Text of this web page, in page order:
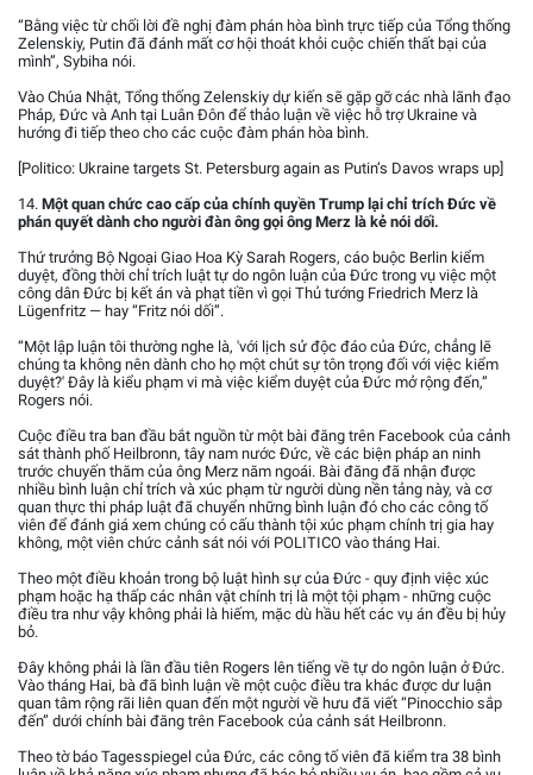
“Bằng việc từ chối lời đề nghị đàm phán hòa bình trực tiếp của Tổng thống
Zelenskiy, Putin đã đánh mất cơ hội thoát khỏi cuộc chiến thất bại của
mình”, Sybiha nói.
Vào Chúa Nhật, Tổng thống Zelenskiy dự kiến sẽ gặp gỡ các nhà lãnh đạo
Pháp, Đức và Anh tại Luân Đôn để thảo luận về việc hỗ trợ Ukraine và
hướng đi tiếp theo cho các cuộc đàm phán hòa bình.
[Politico: Ukraine targets St. Petersburg again as Putin’s Davos wraps up]
14. Một quan chức cao cấp của chính quyền Trump lại chỉ trích Đức về
phán quyết dành cho người đàn ông gọi ông Merz là kẻ nói dối.
Thứ trưởng Bộ Ngoại Giao Hoa Kỳ Sarah Rogers, cáo buộc Berlin kiểm
duyệt, đồng thời chỉ trích luật tự do ngôn luận của Đức trong vụ việc một
công dân Đức bị kết án và phạt tiền vì gọi Thủ tướng Friedrich Merz là
Lügenfritz — hay “Fritz nói dối”.
“Một lập luận tôi thường nghe là, 'với lịch sử độc đáo của Đức, chẳng lẽ
chúng ta không nên dành cho họ một chút sự tôn trọng đối với việc kiểm
duyệt?' Đây là kiểu phạm vi mà việc kiểm duyệt của Đức mở rộng đến,”
Rogers nói.
Cuộc điều tra ban đầu bắt nguồn từ một bài đăng trên Facebook của cảnh
sát thành phố Heilbronn, tây nam nước Đức, về các biện pháp an ninh
trước chuyến thăm của ông Merz năm ngoái. Bài đăng đã nhận được
nhiều bình luận chỉ trích và xúc phạm từ người dùng nền tảng này, và cơ
quan thực thi pháp luật đã chuyển những bình luận đó cho các công tố
viên để đánh giá xem chúng có cấu thành tội xúc phạm chính trị gia hay
không, một viên chức cảnh sát nói với POLITICO vào tháng Hai.
Theo một điều khoản trong bộ luật hình sự của Đức - quy định việc xúc
phạm hoặc hạ thấp các nhân vật chính trị là một tội phạm - những cuộc
điều tra như vậy không phải là hiếm, mặc dù hầu hết các vụ án đều bị hủy
bỏ.
Đây không phải là lần đầu tiên Rogers lên tiếng về tự do ngôn luận ở Đức.
Vào tháng Hai, bà đã bình luận về một cuộc điều tra khác được dư luận
quan tâm rộng rãi liên quan đến một người về hưu đã viết “Pinocchio sắp
đến” dưới chính bài đăng trên Facebook của cảnh sát Heilbronn.
Theo tờ báo Tagesspiegel của Đức, các công tố viên đã kiểm tra 38 bình